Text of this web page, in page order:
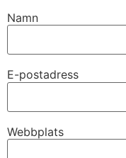
Namn
E-postadress
Webbplats